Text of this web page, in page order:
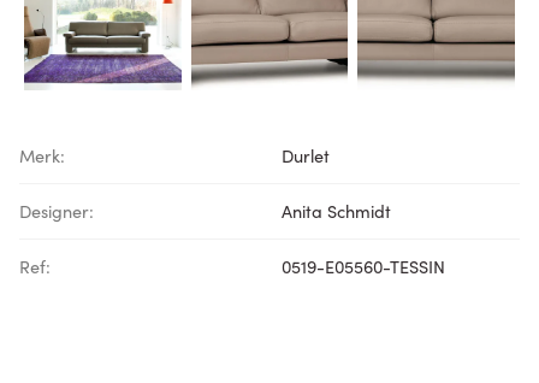
Merk: Durlet
Designer: Anita Schmidt
Ref: 0519-E05560-TESSIN